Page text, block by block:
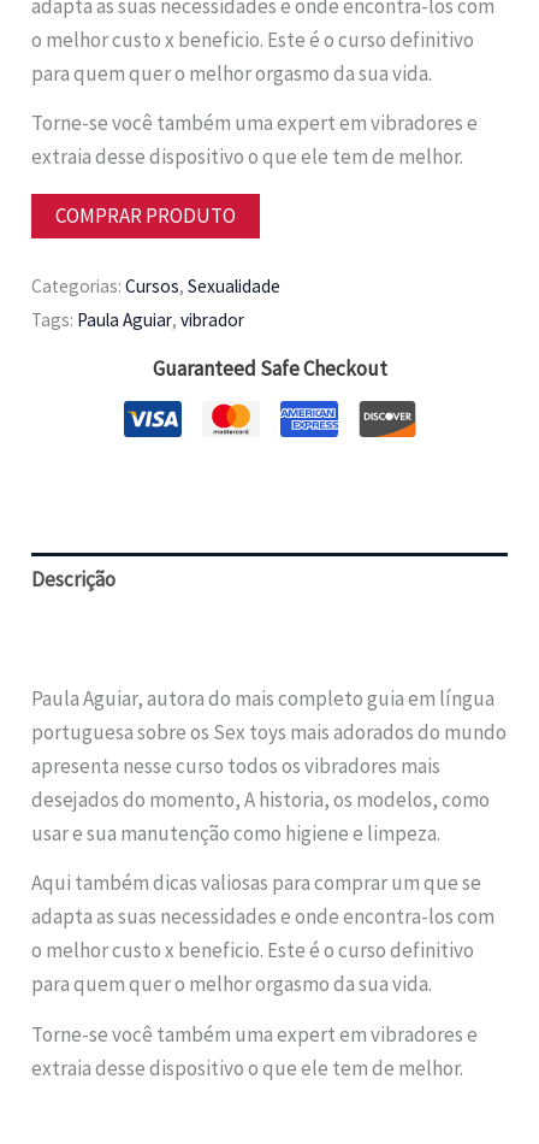
adapta as suas necessidades e onde encontra-los com
o melhor custo x beneficio. Este é o curso definitivo
para quem quer o melhor orgasmo da sua vida.
Torne-se você também uma expert em vibradores e
extraia desse dispositivo o que ele tem de melhor.
COMPRAR PRODUTO
Categorias:Cursos,Sexualidade
Tags: Paula Aguiar,vibrador
Guaranteed Safe Checkout
Descrição
Paula Aguiar, autora do mais completo guia em língua
portuguesa sobre os Sex toys mais adorados do mundo
apresenta nesse curso todos os vibradores mais
desejados do momento, A historia, os modelos, como
usar e sua manutenção como higiene e limpeza.
Aqui também dicas valiosas para comprar um que se
adapta as suas necessidades e onde encontra-los com
o melhor custo x beneficio. Este é o curso definitivo
para quem quer o melhor orgasmo da sua vida.
Torne-se você também uma expert em vibradores e
extraia desse dispositivo o que ele tem de melhor.